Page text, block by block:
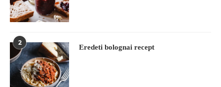
2
Eredeti bolognai recept